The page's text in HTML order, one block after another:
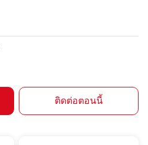
ติดต่อตอนนี้